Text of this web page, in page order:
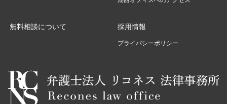
無料相談について 採用情報
プライバシーポリシー